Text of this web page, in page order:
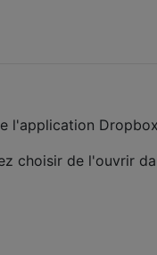
l'application
choisir de l'ouvrir